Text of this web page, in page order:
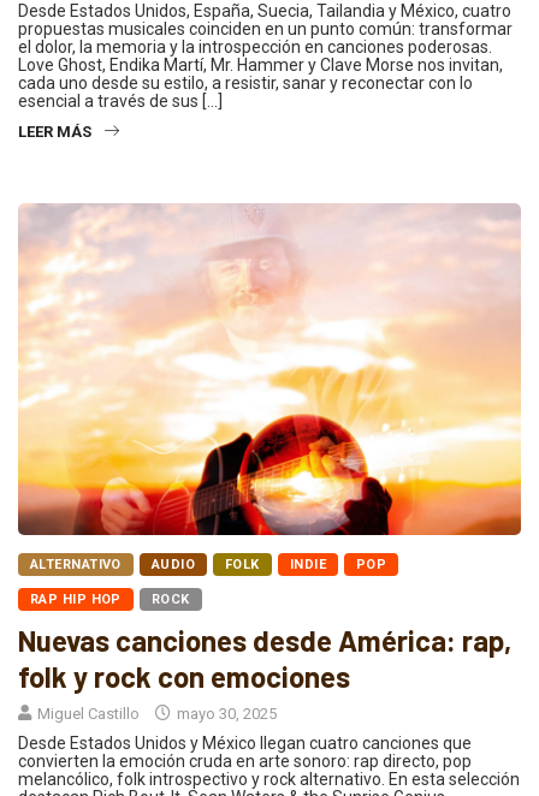
Desde Estados Unidos, España, Suecia, Tailandia y México, cuatro
propuestas musicales coinciden en un punto común: transformar
el dolor, la memoria y la introspección en canciones poderosas.
Love Ghost, Endika Martí, Mr. Hammer y Clave Morse nos invitan,
cada uno desde su estilo, a resistir, sanar y reconectar con lo
esencial a través de sus […]
LEER MÁS
ALTERNATIVO AUDIO FOLK INDIE POP
RAP HIP HOP ROCK
Nuevas canciones desde América: rap,
folk y rock con emociones
Miguel Castillo mayo 30, 2025
Desde Estados Unidos y México llegan cuatro canciones que
convierten la emoción cruda en arte sonoro: rap directo, pop
melancólico, folk introspectivo y rock alternativo. En esta selección